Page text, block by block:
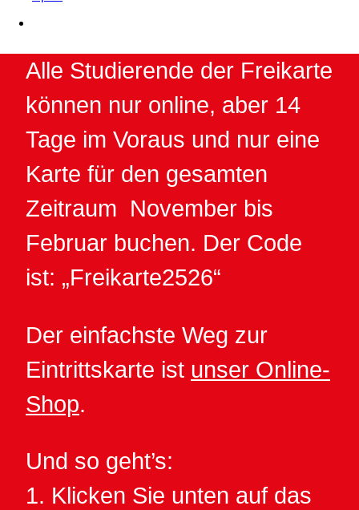
Alle Studierende der Freikarte
können nur online, aber 14
Tage im Voraus und nur eine
Karte für den gesamten
Zeitraum November bis
Februar buchen. Der Code
ist: „Freikarte2526“
Der einfachste Weg zur
Eintrittskarte ist unser Online-
Shop.
Und so geht’s:
1. Klicken Sie unten auf das